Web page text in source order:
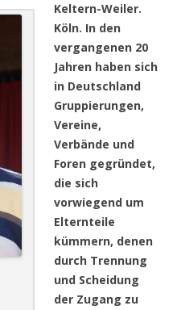
Keltern-Weiler.
Köln. In den
vergangenen 20
Jahren haben sich
in Deutschland
Gruppierungen,
Vereine,
Verbände und
Foren gegründet,
die sich
vorwiegend um
Elternteile
kümmern, denen
durch Trennung
und Scheidung
der Zugang zu